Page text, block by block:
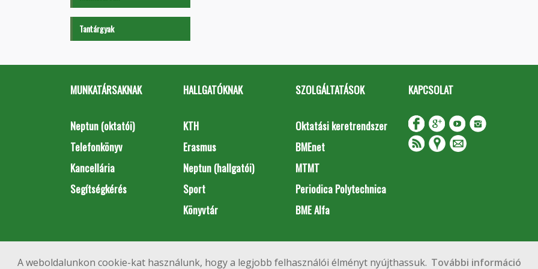
A weboldalunkon cookie-kat használunk, hogy a legjobb felhasználói élményt nyújthassuk. További információ
Tantárgyak
MUNKATÁRSAKNAK
Neptun (oktatói)
Telefonkönyv
Kancellária
Segítségkérés
HALLGATÓKNAK
KTH
Erasmus
Neptun (hallgatói)
Sport
Könyvtár
SZOLGÁLTATÁSOK
Oktatási keretrendszer
BMEnet
MTMT
Periodica Polytechnica
BME Alfa
KAPCSOLAT
Impresszum
Copyright © 2020 BME Építőmérnöki Kar